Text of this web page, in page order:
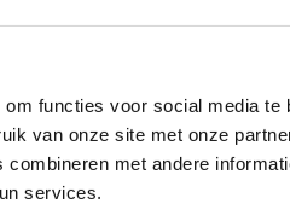
functies voor social media te
van onze site met onze
met andere
services. zijn we er voor